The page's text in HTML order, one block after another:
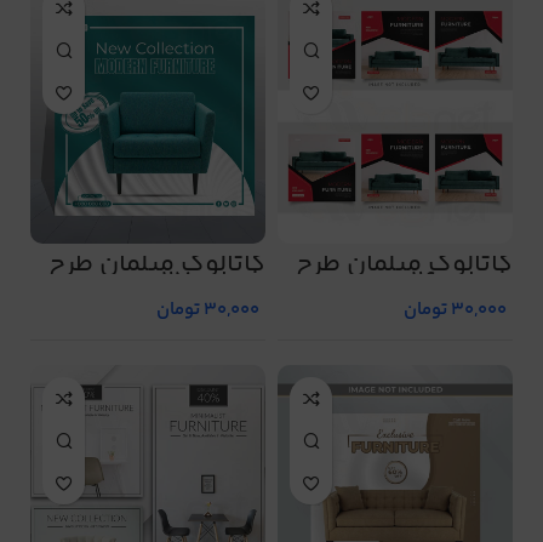
کاتالوگ مبلمان طرح
شماره 26
30,000تومان
کاتالوگ مبلمان طرح
شماره 27
30,000تومان